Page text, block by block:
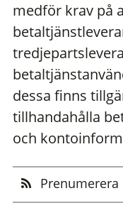
medför krav på
dessa finns
tillhandahålla
och
Prenumerera